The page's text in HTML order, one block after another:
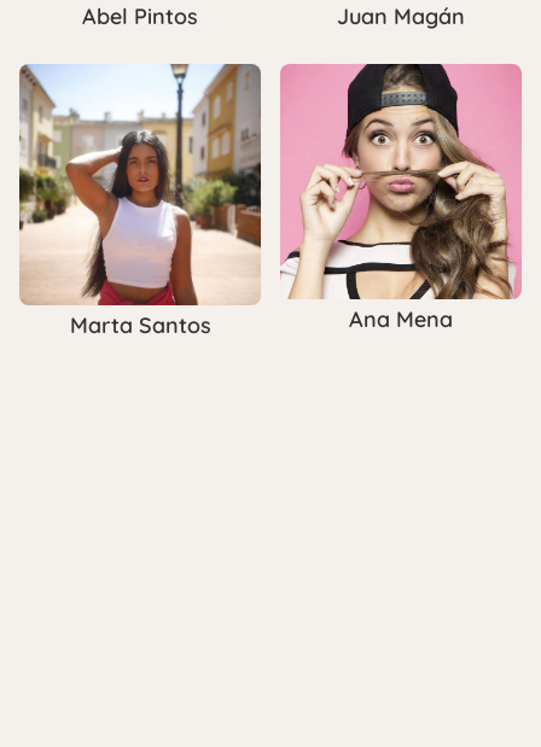
Abel Pintos Juan Magán
Marta Santos Ana Mena